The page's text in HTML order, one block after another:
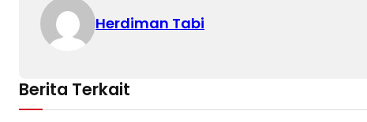
Herdiman Tabi
Berita Terkait